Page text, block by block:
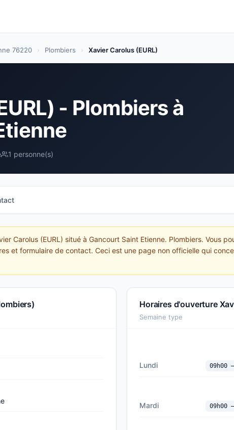
76220 › Plombiers › Xavier Carolus (EURL)
- Plombiers à
1 personne(s)
Carolus (EURL) situé à Gancourt Saint Etienne. Plombiers. Vous
et formulaire de contact. Ceci est une page non officielle qui
Horaires d'ouverture
Semaine type
Lundi 09h00
Mardi 09h00